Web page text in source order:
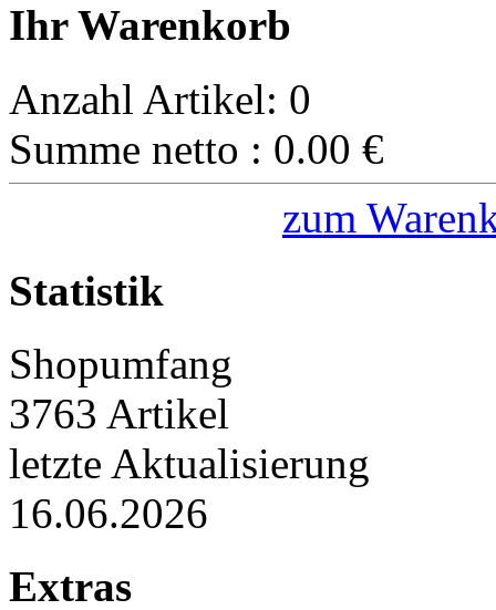
Ihr Warenkorb
Anzahl Artikel: 0
Summe netto : 0.00 €
zum
Statistik
Shopumfang
3763 Artikel
letzte Aktualisierung
16.06.2026
Extras